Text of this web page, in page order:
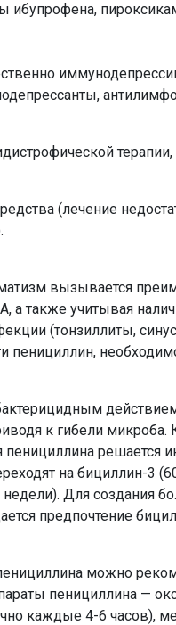
ибупрофена,
(лечение
вызывается
а также учитывая
(тонзиллиты,
пенициллин,
к гибели
пенициллина решается
на бициллин-3
Для создания
предпочтение
можно
пенициллина —
каждые 4-6 часов),